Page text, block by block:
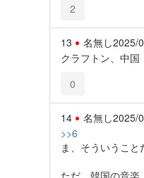
2
13 名無し2025/
クラフトン、中国
0
14 名無し2025/
>>6
ま、そういうこと